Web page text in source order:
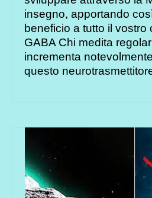
insegno, apportando
beneficio a tutto il vostro
GABA Chi medita
incrementa
questo